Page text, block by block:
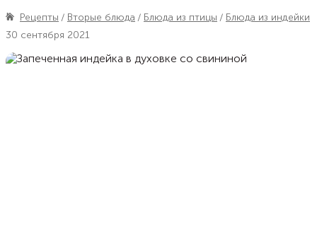
Рецепты Вторые блюда Блюда из птицы
Блюда из индейки
30 сентября 2021